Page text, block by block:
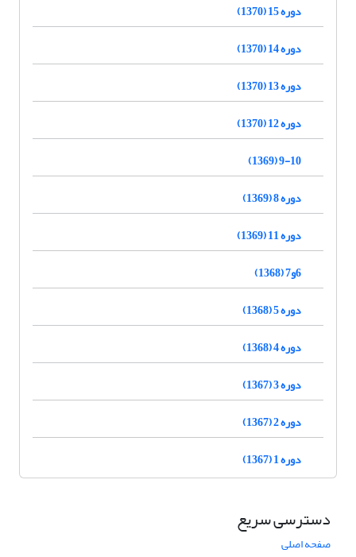
دوره 15 (1370)
دوره 14 (1370)
دوره 13 (1370)
دوره 12 (1370)
9-10 (1369)
دوره 8 (1369)
دوره 11 (1369)
6و7 (1368)
دوره 5 (1368)
دوره 4 (1368)
دوره 3 (1367)
دوره 2 (1367)
دوره 1 (1367)
دسترسی سریع
صفحه اصلی